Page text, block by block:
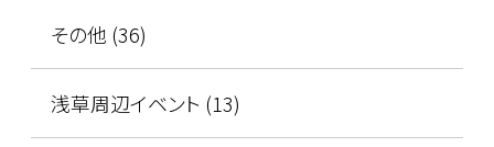
その他 (36)
浅草周辺イベント (13)